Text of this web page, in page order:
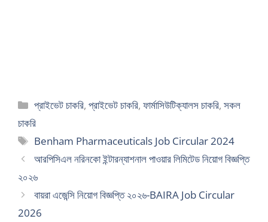
Categories
প্রাইভেট চাকরি,প্রাইভেট চাকরি,ফার্মাসিউটিক্যালস চাকরি,সকল
চাকরি
Tags
Benham Pharmaceuticals Job Circular 2024
আরপিসিএল নরিনকো ইন্টারন্যাশনাল পাওয়ার লিমিটেড নিয়োগ বিজ্ঞপ্তি
২০২৬
বায়রা এজেন্সি নিয়োগ বিজ্ঞপ্তি ২০২৬-BAIRA Job Circular
2026